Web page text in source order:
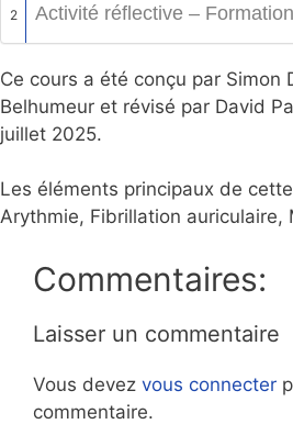
2 Activité réflective –
Ce cours a été conçu par Simon
Belhumeur et révisé par David
juillet 2025.
Les éléments principaux de
Arythmie, Fibrillation auriculaire,
Commentaires:
Laisser un commentaire
Vous devez vous connecter
commentaire.